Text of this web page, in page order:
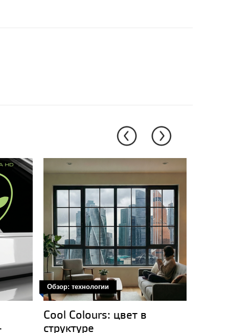
Обзор: технологии
Cool Colours: цвет в
структуре